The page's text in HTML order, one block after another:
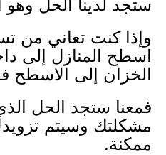
ستجد لدينا الحل وهو
وإذا كنت تعاني من
اسطح المنازل إلى
الخزان إلى الاسطح
فمعنا ستجد الحل
مشكلتك وسيتم
ممكنة.